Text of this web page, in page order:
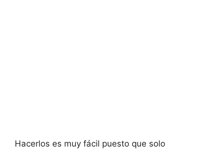
Hacerlos es muy fácil puesto que solo